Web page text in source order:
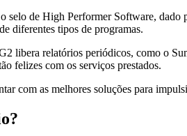
selo de High Performer Software, dado
diferentes tipos de programas.
libera relatórios periódicos, como o
felizes com os serviços prestados.
com as melhores soluções para